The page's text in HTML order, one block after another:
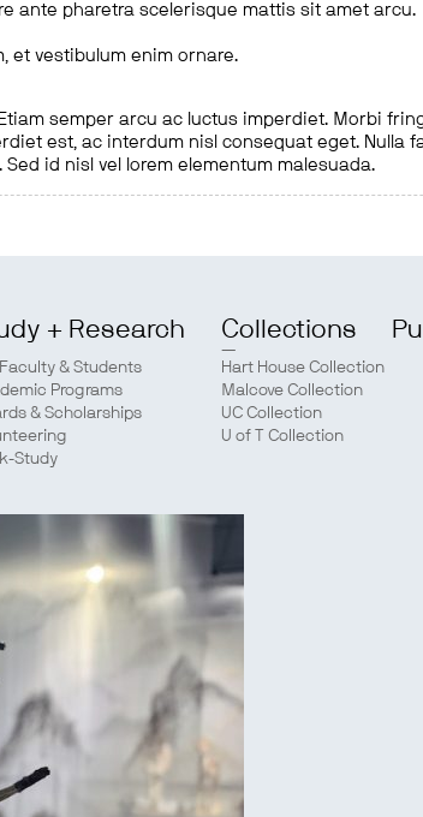
ante pharetra scelerisque mattis sit amet arcu.
et vestibulum enim ornare.
semper arcu ac luctus imperdiet. Morbi
est, ac interdum nisl consequat eget. Nulla
id nisl vel lorem elementum malesuada.
+ Research
& Students
Programs
& Scholarships
Study
Collections
Hart House Collection
Malcove Collection
UC Collection
U of T Collection